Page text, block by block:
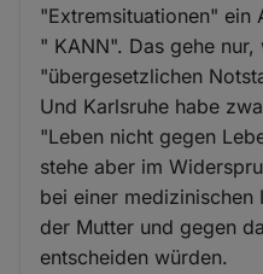
"Extremsituationen" ein
" KANN". Das gehe
"übergesetzlichen
Und Karlsruhe habe
"Leben nicht gegen
stehe aber im
bei einer
der Mutter und gegen
entscheiden würden.